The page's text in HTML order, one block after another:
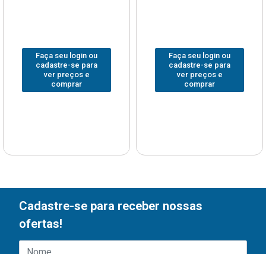
Faça seu login ou
cadastre-se para
ver preços e
comprar
Faça seu login ou
cadastre-se para
ver preços e
comprar
Cadastre-se para receber nossas
ofertas!